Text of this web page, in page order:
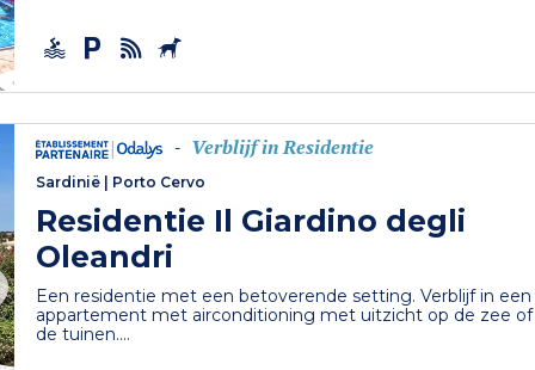
- Verblijf in Residentie
Sardinië | Porto Cervo
Residentie Il Giardino degli
Oleandri
Een residentie met een betoverende setting. Verblijf in een
appartement met airconditioning met uitzicht op de zee of
de tuinen....